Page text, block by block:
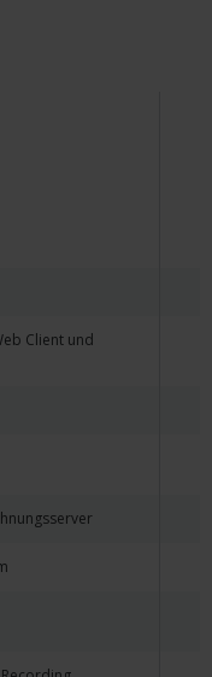
Client und